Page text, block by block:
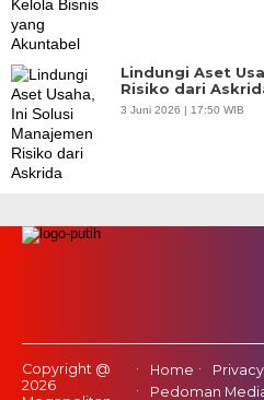
Lindungi Aset
Risiko dari
3 Juni 2026 | 17:50 WIB
Copyright @
2026
Home
Pedoman